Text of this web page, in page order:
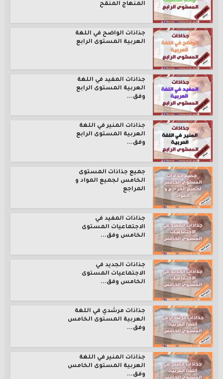
المنهاج المنقح
جذاذات الواضح في اللغة
العربية المستوى الرابع
جذاذات المفيد في اللغة
العربية المستوى الرابع
وفق...
جذاذات المنير في اللغة
العربية المستوى الرابع
وفق...
جميع جذاذات المستوى
الخامس لجميع المواد و
المراجع
جذاذات المفيد في
الاجتماعيات المستوى
الخامس وفق...
جذاذات الجديد في
الاجتماعيات المستوى
الخامس وفق...
جذاذات مرشدي في اللغة
العربية المستوى الخامس
وفق...
جذاذات المنير في اللغة
العربية المستوى الخامس
وفق...